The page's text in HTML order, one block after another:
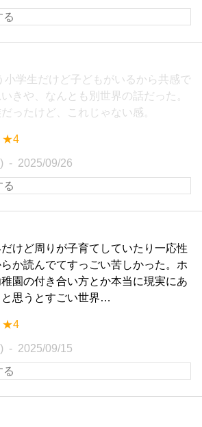
小学生だけど子どもがいるから共感で
きや、なんとも別世界の話だった。
ったけど、これじゃない感。
★4
2025/09/26
けど周りが子育てしていたり一応性
か読んでてすっごい苦しかった。ホ
園の付き合い方とか本当に現実にあ
と思うとすごい世界…
★4
2025/09/15